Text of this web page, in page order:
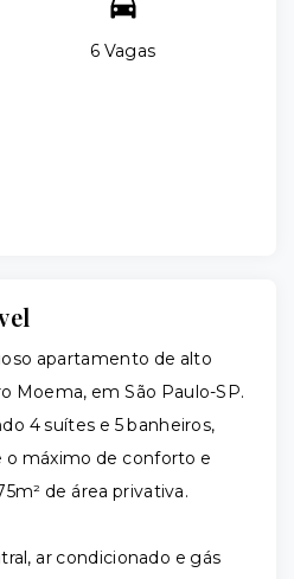
6 Vagas
apartamento de alto
Moema, em São Paulo-SP.
4 suítes e 5 banheiros,
o máximo de conforto e
de área privativa.
ar condicionado e gás